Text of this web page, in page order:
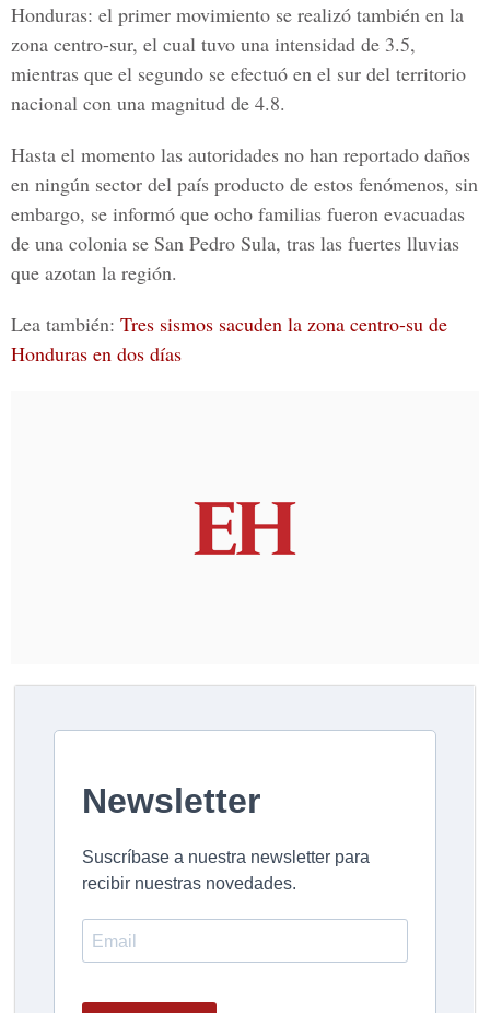
Honduras: el primer movimiento se realizó también en la
zona centro-sur, el cual tuvo una intensidad de 3.5,
mientras que el segundo se efectuó en el sur del territorio
nacional con una magnitud de 4.8.
Hasta el momento las autoridades no han reportado daños
en ningún sector del país producto de estos fenómenos, sin
embargo, se informó que ocho familias fueron evacuadas
de una colonia se San Pedro Sula, tras las fuertes lluvias
que azotan la región.
Lea también: Tres sismos sacuden la zona centro-su de
Honduras en dos días